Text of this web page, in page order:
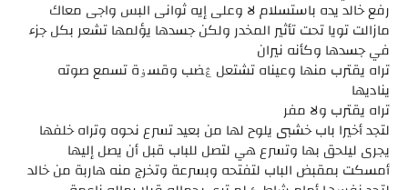
رفع خالد يده باستسلام لا وعلى إيه ثوانى البس واجى معاك
مازالت تويا تحت تأثير المخدر ولكن جسدها يؤلمها تشعر بكل جزء
في جسدها وكأنه نيران
تراه يقترب منها وعيناه تشتعل ڠضب وقسۏة تسمع صوته
يناديها
تراه يقترب ولا مفر
لتجد أخيرا باب خشبى يلوح لها من بعيد تسرع نحوه وتراه خلفها
يجرى ليلحق بها وتسرع هي لتصل للباب قبل أن يصل إليها
أمسكت بمقبض الباب لتفتحه وبسرعة وتخرج منه هاربة من خالد